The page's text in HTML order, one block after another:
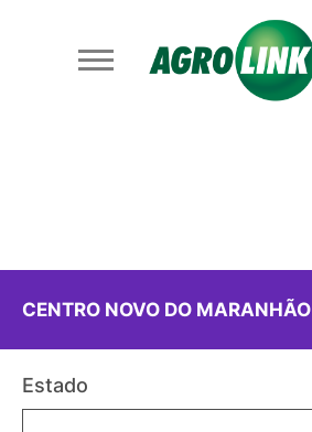
CENTRO NOVO DO MARANHÃO
Estado